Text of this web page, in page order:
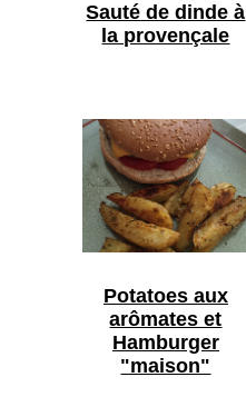
Sauté de dinde à
la provençale
Potatoes aux
arômates et
Hamburger
"maison"